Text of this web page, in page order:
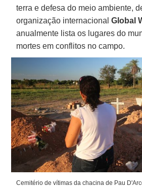
terra e defesa do meio ambiente,
organização internacionalGlobal
anualmente lista os lugares do
mortes em conflitos no campo.
Cemitério de vítimas da chacina de Pau